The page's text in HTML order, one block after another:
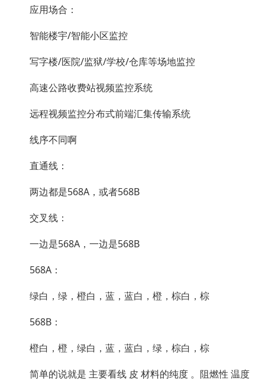
应用场合：
智能楼宇/智能小区监控
写字楼/医院/监狱/学校/仓库等场地监控
高速公路收费站视频监控系统
远程视频监控分布式前端汇集传输系统
线序不同啊
直通线：
两边都是568A，或者568B
交叉线：
一边是568A，一边是568B
568A：
绿白，绿，橙白，蓝，蓝白，橙，棕白，棕
568B：
橙白，橙，绿白，蓝，蓝白，绿，棕白，棕
简单的说就是 主要看线 皮 材料的纯度 。阻燃性 温度